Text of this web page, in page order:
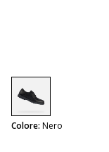
Colore: Nero
selected